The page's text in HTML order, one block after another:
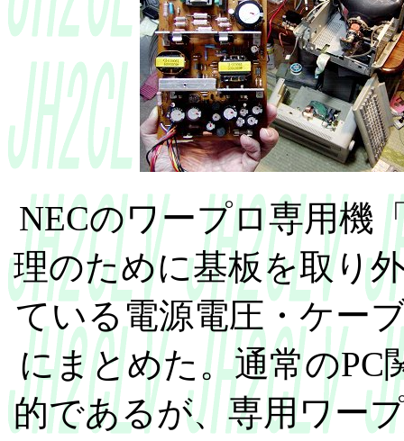
NECのワープロ専用機
理のために基板を取り
ている電源電圧・ケー
にまとめた。通常のPC
的であるが、専用ワー